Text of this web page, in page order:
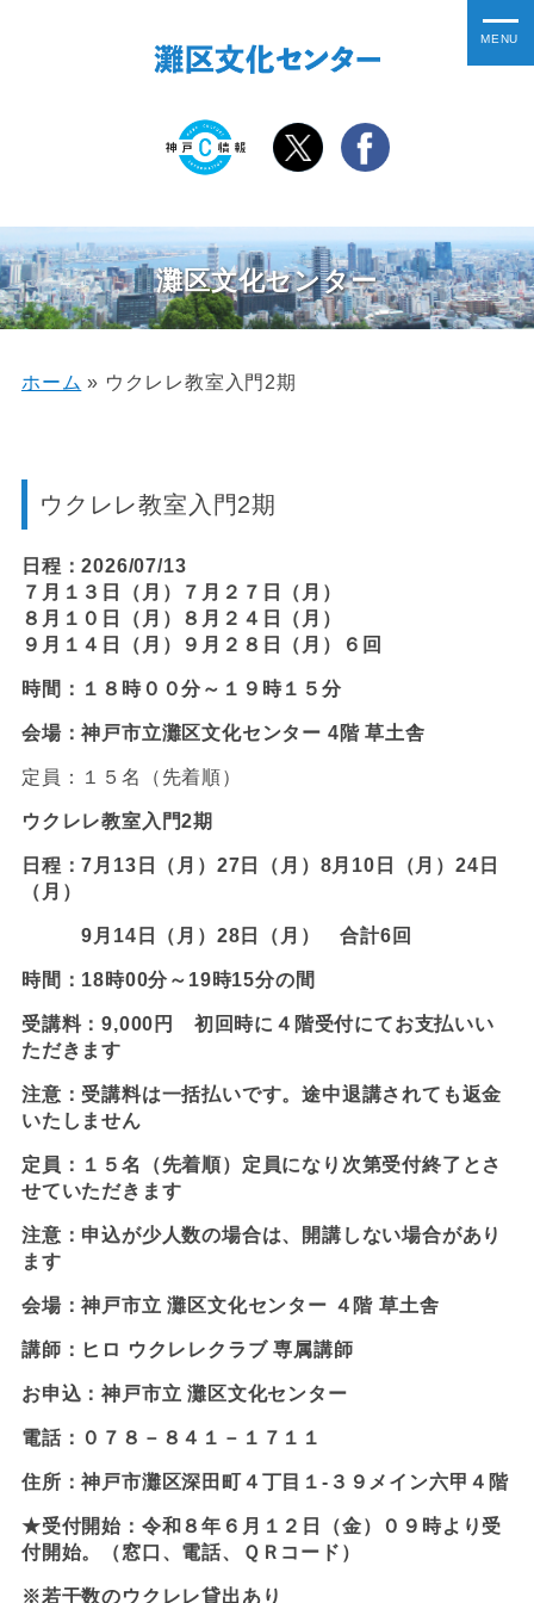
灘区文化センター
ホーム » ウクレレ教室入門2期
ウクレレ教室入門2期
日程：2026/07/13
７月１３日（月）７月２７日（月）
８月１０日（月）８月２４日（月）
９月１４日（月）９月２８日（月）６回
時間：１８時００分～１９時１５分
会場：神戸市立灘区文化センター 4階 草土舎
定員：１５名（先着順）
ウクレレ教室入門2期
日程：7月13日（月）27日（月）8月10日（月）24日
（月）
9月14日（月）28日（月） 合計6回
時間：18時00分～19時15分の間
受講料：9,000円 初回時に４階受付にてお支払いい
ただきます
注意：受講料は一括払いです。途中退講されても返金
いたしません
定員：１５名（先着順）定員になり次第受付終了とさ
せていただきます
注意：申込が少人数の場合は、開講しない場合があり
ます
会場：神戸市立 灘区文化センター ４階 草土舎
講師：ヒロ ウクレレクラブ 専属講師
お申込：神戸市立 灘区文化センター
電話：０７８－８４１－１７１１
住所：神戸市灘区深田町４丁目１-３９メイン六甲４階
★受付開始：令和８年６月１２日（金）０９時より受
付開始。（窓口、電話、ＱＲコード）
※若干数のウクレレ貸出あり